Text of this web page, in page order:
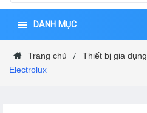
DANH MỤC
Trang chủ / Thiết bị gia dụng
Electrolux